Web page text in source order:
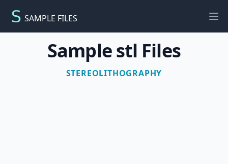
SAMPLE FILES
Sample stl Files
STEREOLITHOGRAPHY